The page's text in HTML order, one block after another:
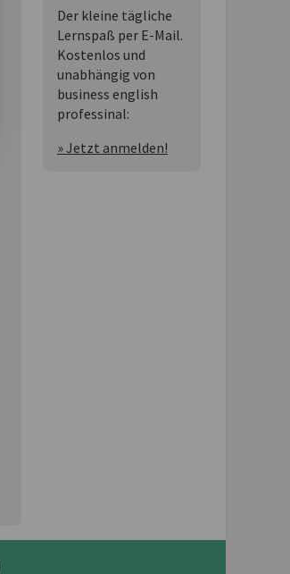
Der kleine tägliche
Lernspaß per E-Mail.
Kostenlos und
unabhängig von
business english
professinal:
» Jetzt anmelden!